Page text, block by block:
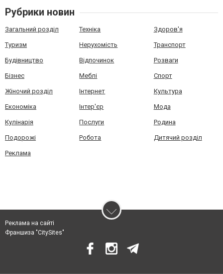
Рубрики новин
Загальний розділ Техніка Здоров'я
Туризм Нерухомість Транспорт
Будівництво Відпочинок Розваги
Бізнес Меблі Спорт
Жіночий розділ Інтернет Культура
Економіка Інтер'єр Мода
Кулінарія Послуги Родина
Подорожі Робота Дитячий розділ
Реклама
Реклама на сайті
Франшиза "CitySites"